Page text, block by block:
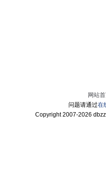
网站
问题请通过在
Copyright 2007-2026